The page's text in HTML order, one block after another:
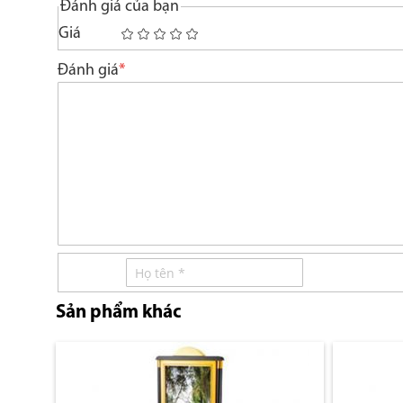
Đánh giá của bạn
Giá
1
star
2
stars
3
stars
4
stars
5
stars
Đánh giá
Sản phẩm khác